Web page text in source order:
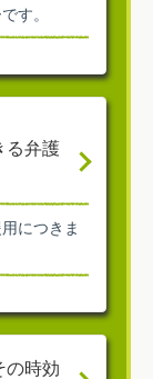
す。
る弁護
につきま
の時効